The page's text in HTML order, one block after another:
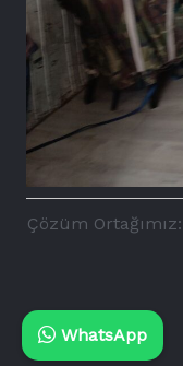
Çözüm Ortağımız:
WhatsApp